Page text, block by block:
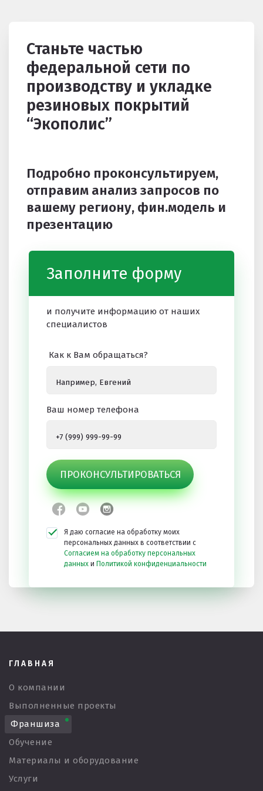
Станьте частью
федеральной сети по
производству и укладке
резиновых покрытий
“Экополис”
Подробно проконсультируем,
отправим анализ запросов по
вашему региону, фин.модель и
презентацию
Заполните форму
и получите информацию от наших
специалистов
Как к Вам обращаться?
Ваш номер телефона
ПРОКОНСУЛЬТИРОВАТЬСЯ
Я даю согласие на обработку моих
персональных данных в соответствии с
Согласием на обработку персональных
данных и Политикой конфиденциальности
ГЛАВНАЯ
О компании
Выполненные проекты
Франшиза
Обучение
Материалы и оборудование
Услуги